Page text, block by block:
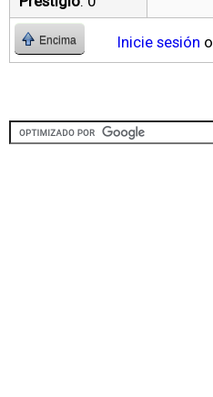
Encima Inicie sesión o